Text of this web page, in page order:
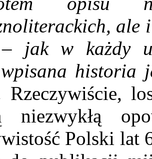
ale
jak w każdy
historia
Rzeczywiście,
niezwykłą
Polski lat